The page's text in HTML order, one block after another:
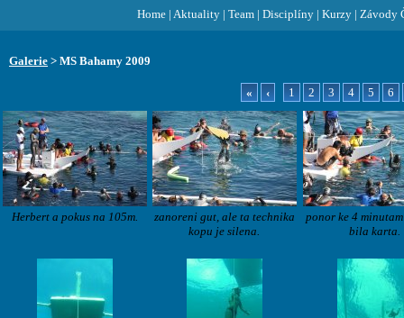
Home | Aktuality | Team | Disciplíny | Kurzy | Závody
Galerie > MS Bahamy 2009
« ‹ 1 2 3 4 5 6
Herbert a pokus na 105m.
zanoreni gut, ale ta technika
kopu je silena.
ponor ke 4
bila karta.